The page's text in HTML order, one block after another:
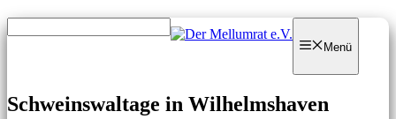
Zum
Inhalt
Zum
Inhalt
Menü
Schweinswaltage in Wilhelmshaven